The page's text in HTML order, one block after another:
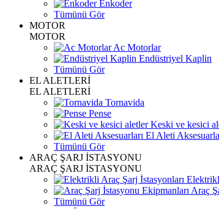
Enkoder
Tümünü Gör
MOTOR
MOTOR
Ac Motorlar
Endüstriyel Kaplin
Tümünü Gör
EL ALETLERİ
EL ALETLERİ
Tornavida
Pense
Keski ve kesici
El Aleti
Tümünü Gör
ARAÇ ŞARJ İSTASYONU
ARAÇ ŞARJ İSTASYONU
Araç
Tümünü Gör